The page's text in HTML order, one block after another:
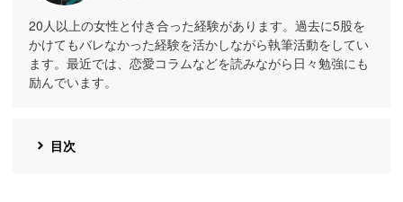
20人以上の女性と付き合った経験があります。過去に5股を
かけてもバレなかった経験を活かしながら執筆活動をしてい
ます。最近では、恋愛コラムなどを読みながら日々勉強にも
励んでいます。
目次